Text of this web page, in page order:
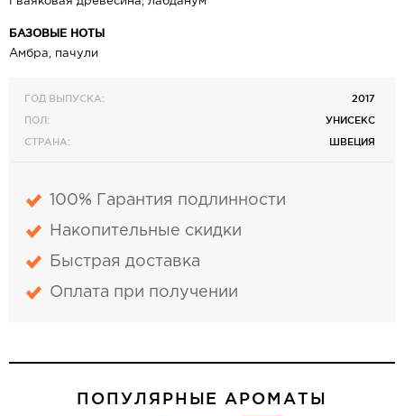
БАЗОВЫЕ НОТЫ
Амбра, пачули
ГОД ВЫПУСКА:
2017
ПОЛ:
УНИСЕКС
СТРАНА:
ШВЕЦИЯ
100% Гарантия подлинности
Накопительные скидки
Быстрая доставка
Оплата при получении
ПОПУЛЯРНЫЕ АРОМАТЫ